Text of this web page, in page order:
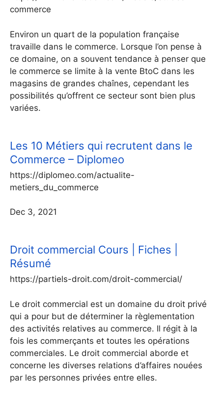
commerce
Environ un quart de la population française
travaille dans le commerce. Lorsque l’on pense à
ce domaine, on a souvent tendance à penser que
le commerce se limite à la vente BtoC dans les
magasins de grandes chaînes, cependant les
possibilités qu’offrent ce secteur sont bien plus
variées.
Les 10 Métiers qui recrutent dans le
Commerce – Diplomeo
https://diplomeo.com/actualite-
metiers_du_commerce
Dec 3, 2021
Droit commercial Cours | Fiches |
Résumé
https://partiels-droit.com/droit-commercial/
Le droit commercial est un domaine du droit privé
qui a pour but de déterminer la règlementation
des activités relatives au commerce. Il régit à la
fois les commerçants et toutes les opérations
commerciales. Le droit commercial aborde et
concerne les diverses relations d’affaires nouées
par les personnes privées entre elles.